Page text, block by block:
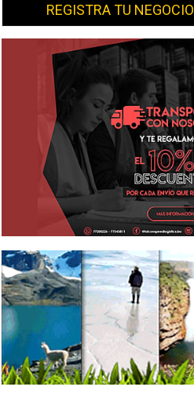
REGISTRA TU NEGOCIO